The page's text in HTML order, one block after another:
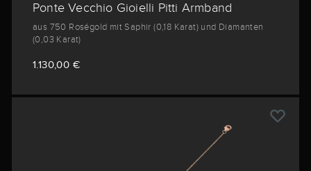
Ponte Vecchio Gioielli Pitti Armband
aus 750 Roségold mit Saphir (0,18 Karat) und Diamanten
(0,03 Karat)
1.130,00 €